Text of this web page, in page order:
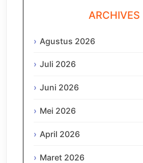
ARCHIVES
Agustus 2026
Juli 2026
Juni 2026
Mei 2026
April 2026
Maret 2026